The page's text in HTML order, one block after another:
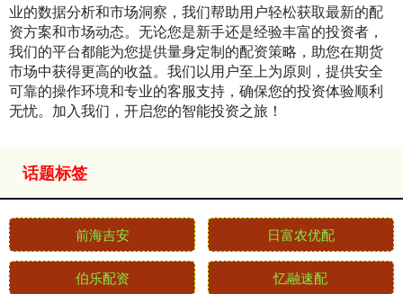
业的数据分析和市场洞察，我们帮助用户轻松获取最新的配
资方案和市场动态。无论您是新手还是经验丰富的投资者，
我们的平台都能为您提供量身定制的配资策略，助您在期货
市场中获得更高的收益。我们以用户至上为原则，提供安全
可靠的操作环境和专业的客服支持，确保您的投资体验顺利
无忧。加入我们，开启您的智能投资之旅！
话题标签
前海吉安 日富农优配
伯乐配资 忆融速配